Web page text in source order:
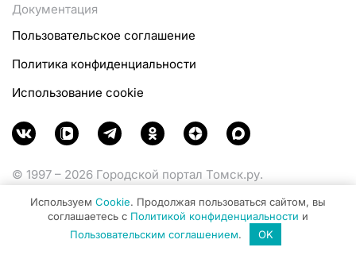
Документация
Пользовательское соглашение
Политика конфиденциальности
Использование cookie
© 1997 – 2026 Городской портал Томск.ру.
Министерства цифрового развития, связи и массовых
коммуникаций Российской Федерации.
Используем Cookie. Продолжая пользоваться сайтом, вы
соглашаетесь с Политикой конфиденциальности и
Пользовательским соглашением. OK